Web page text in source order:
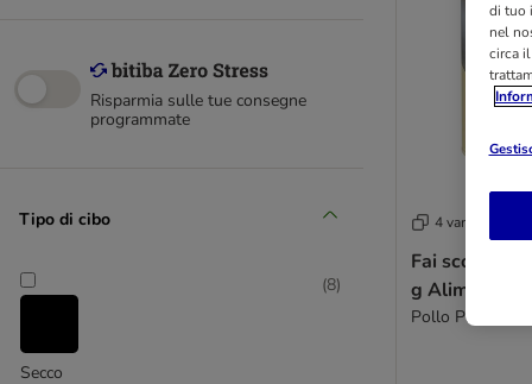
Gourmet
Happy Cat
Josera
Markus Mühle
Risparmia sulle tue consegne
programmate
Tipo di cibo
Secco
(8)
4 varianti
Fai scorta!
g Alimento
Pollo Paté
di tuo
nel
circa